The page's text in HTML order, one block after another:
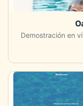
Demostración en
Abre la